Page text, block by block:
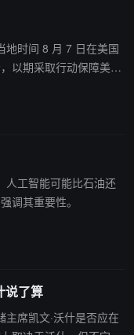
地时间 8 月 7 日在美国
以期采取行动保障美国
政府计划宣布多项交
人工智能可能比石油还
调其重要性。
说了算
席凯文·沃什是否应在